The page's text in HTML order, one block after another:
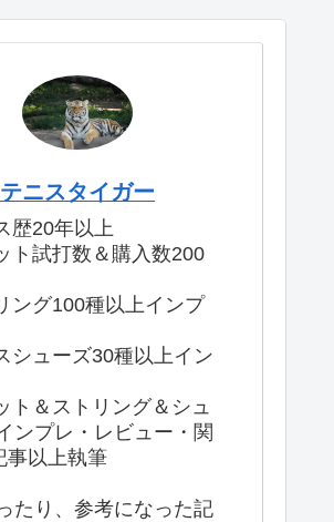
テニスタイガー
歴20年以上
ト試打数＆購入数200
ング100種以上インプ
シューズ30種以上イン
ト＆ストリング＆シュ
ンプレ・レビュー・関
事以上執筆
たり、参考になった記